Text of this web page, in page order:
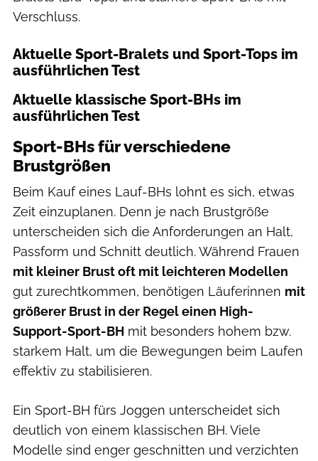
Verschluss.
Aktuelle Sport-Bralets und Sport-Tops im
ausführlichen Test
Aktuelle klassische Sport-BHs im
ausführlichen Test
Sport-BHs für verschiedene
Brustgrößen
Beim Kauf eines Lauf-BHs lohnt es sich, etwas
Zeit einzuplanen. Denn je nach Brustgröße
unterscheiden sich die Anforderungen an Halt,
Passform und Schnitt deutlich. Während Frauen
mit kleiner Brust oft mit leichteren Modellen
gut zurechtkommen, benötigen Läuferinnen mit
größerer Brust in der Regel einen High-
Support-Sport-BH mit besonders hohem bzw.
starkem Halt, um die Bewegungen beim Laufen
effektiv zu stabilisieren.
Ein Sport-BH fürs Joggen unterscheidet sich
deutlich von einem klassischen BH. Viele
Modelle sind enger geschnitten und verzichten